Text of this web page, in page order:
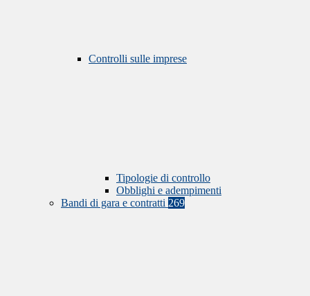
Controlli sulle imprese
Tipologie di controllo
Obblighi e adempimenti
Bandi di gara e contratti 269